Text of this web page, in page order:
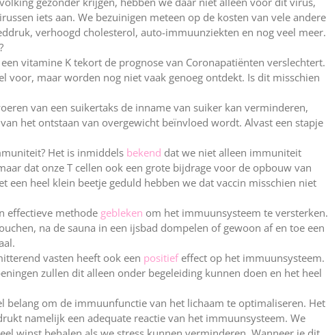
iets aan. We bezuinigen meteen op de kosten van vele andere
verhoogd cholesterol, auto-immuunziekten en nog veel meer.
vitamine K tekort de prognose van Coronapatiënten verslechtert.
voor, maar worden nog niet vaak genoeg ontdekt. Is dit misschien
van een suikertaks de inname van suiker kan verminderen,
het ontstaan van overgewicht beïnvloed wordt. Alvast een stapje
Het is inmiddels bekend dat we niet alleen immuniteit
dat onze T cellen ook een grote bijdrage voor de opbouw van
een heel klein beetje geduld hebben we dat vaccin misschien niet
effectieve methode gebleken om het immuunsysteem te versterken.
na de sauna in een ijsbad dompelen of gewoon af en toe een
vasten heeft ook een positief effect op het immuunsysteem.
zullen dit alleen onder begeleiding kunnen doen en het heel
belang om de immuunfunctie van het lichaam te optimaliseren. Het
namelijk een adequate reactie van het immuunsysteem. We